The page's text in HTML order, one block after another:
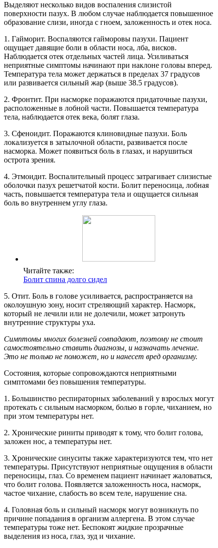
Выделяют несколько видов воспаления слизистой
поверхности пазух. В любом случае наблюдается повышенное
образование слизи, иногда с гноем, заложенность и отек носа.
1. Гайморит. Воспаляются гайморовы пазухи. Пациент
ощущает давящие боли в области носа, лба, висков.
Наблюдается отек отдельных частей лица. Усиливаться
неприятные симптомы начинают при наклоне головы вперед.
Температура тела может держаться в пределах 37 градусов
или развивается сильный жар (выше 38.5 градусов).
2. Фронтит. При насморке поражаются придаточные пазухи,
расположенные в лобной части. Повышается температура
тела, наблюдается отек века, болят глаза.
3. Сфеноидит. Поражаются клиновидные пазухи. Боль
локализуется в затылочной области, развивается после
насморка. Может появиться боль в глазах, и нарушиться
острота зрения.
4. Этмоидит. Воспалительный процесс затрагивает слизистые
оболочки пазух решетчатой кости. Болит переносица, лобная
часть, повышается температура тела и ощущается сильная
боль во внутреннем углу глаза.
Читайте также:
Болит спина долго сидел
5. Отит. Боль в голове усиливается, распространяется на
околоушную зону, носит стреляющий характер. Насморк,
который не лечили или не долечили, может затронуть
внутренние структуры уха.
Симптомы многих болезней совпадают, поэтому не стоит
самостоятельно ставить диагнозы, и назначать лечение.
Это не только не поможет, но и нанесет вред организму.
Состояния, которые сопровождаются неприятными
симптомами без повышения температуры.
1. Большинство респираторных заболеваний у взрослых могут
протекать с сильным насморком, болью в горле, чиханием, но
при этом температуры нет.
2. Хронические риниты приводят к тому, что болит голова,
заложен нос, а температуры нет.
3. Хронические синуситы также характеризуются тем, что нет
температуры. Присутствуют неприятные ощущения в области
переносицы, глаз. Со временем пациент начинает жаловаться,
что болит голова. Появляется заложенность носа, насморк,
частое чихание, слабость во всем теле, нарушение сна.
4. Головная боль и сильный насморк могут возникнуть по
причине попадания в организм аллергена. В этом случае
температуры тоже нет. Беспокоят жидкие прозрачные
выделения из носа, глаз, зуд и чихание.